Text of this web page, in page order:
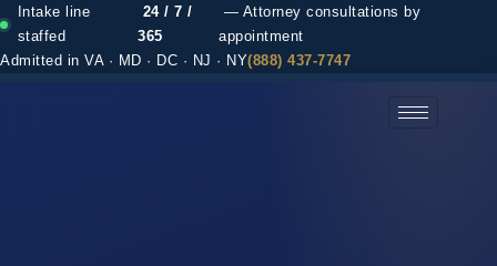
Intake line
staffed
24 / 7 /
365
— Attorney consultations by
appointment
Admitted in VA · MD · DC · NJ · NY(888) 437-7747